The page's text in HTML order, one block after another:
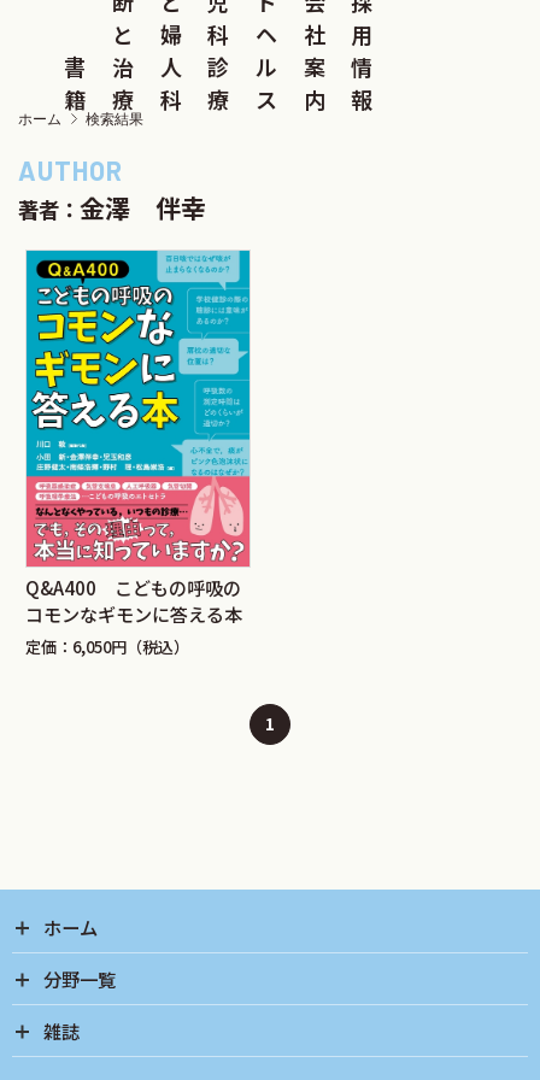
書
籍
と
治
療
婦
人
科
科
診
療
ヘ
ル
ス
社
案
内
用
情
報
ホーム 検索結果
著者： 金澤 伴幸
Q&A400 こどもの呼吸の
コモンなギモンに答える本
定価：6,050円（税込）
1
ホーム
分野一覧
雑誌